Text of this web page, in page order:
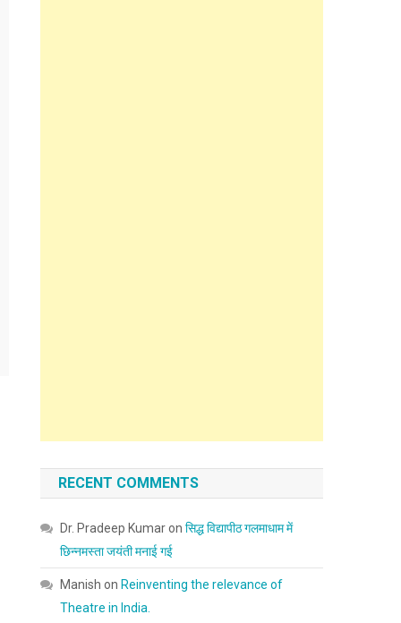
RECENT COMMENTS
Dr. Pradeep Kumaronसिद्ध विद्यापीठ गलमाधाम में
छिन्नमस्ता जयंती मनाई गई
Manish on Reinventing the relevance of
Theatre in India.